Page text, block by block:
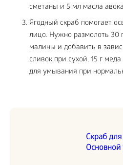
сметаны и 5 мл масла
Ягодный скраб помогает
лицо. Нужно размолоть 30
малины и добавить в
сливок при сухой, 15 г
для умывания при
Скраб
Основной